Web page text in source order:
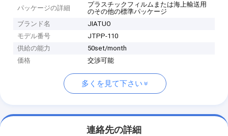
パッケージの詳細
プラスチックフィルムまたは海上輸送用
のその他の標準パッケージ
ブランド名
JIATUO
モデル番号
JTPP-110
供給の能力
50set/month
価格
交渉可能
多くを見て下さい
連絡先の詳細